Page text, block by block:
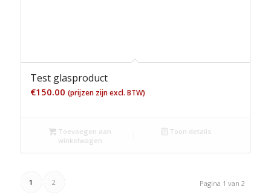
Test glasproduct
€150.00 (prijzen zijn excl. BTW)
Toevoegen aan
winkelwagen
Toon details
Pagina 1 van 2
1 2